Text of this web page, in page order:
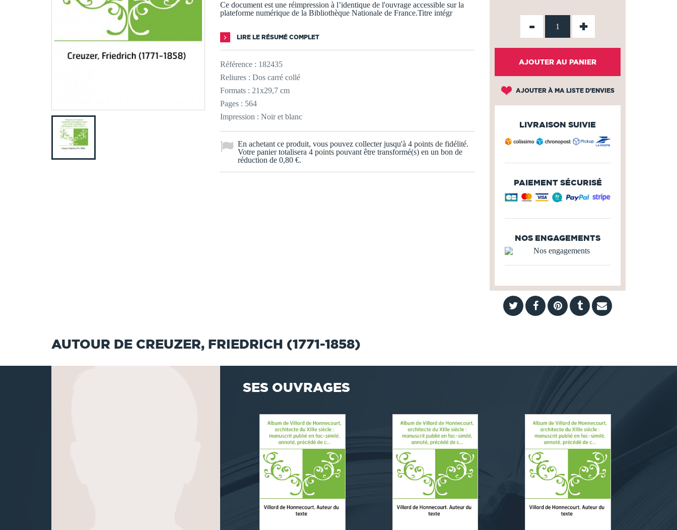
Ce document est une réimpression à l’identique de l'ouvrage accessible sur la
plateforme numérique de la Bibliothèque Nationale de France.Titre intégr
LIRE LE RÉSUMÉ COMPLET
Référence : 182435
Reliures : Dos carré collé
Formats : 21x29,7 cm
Pages : 564
Impression : Noir et blanc
En achetant ce produit, vous pouvez collecter jusqu'à 4 points de fidélité.
Votre panier totalisera 4 points pouvant être transformé(s) en un bon de
réduction de 0,80 €.
- +
AJOUTER AU PANIER
AJOUTER À MA LISTE D'ENVIES
LIVRAISON SUIVIE
PAIEMENT SÉCURISÉ
NOS ENGAGEMENTS
AUTOUR DE CREUZER, FRIEDRICH (1771-1858)
SES OUVRAGES